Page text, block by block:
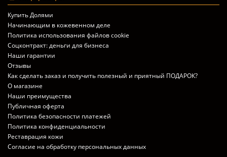
Купить Долями
Начинающим в кожевенном деле
Политика использования файлов cookie
Соцконтракт: деньги для бизнеса
Наши гарантии
Отзывы
Как сделать заказ и получить полезный и приятный ПОДАРОК?
О магазине
Наши преимущества
Публичная оферта
Политика безопасности платежей
Политика конфиденциальности
Реставрация кожи
Согласие на обработку персональных данных